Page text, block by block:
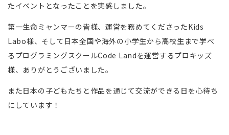
たイベントとなったことを実感しました。
第一生命ミャンマーの皆様、運営を務めてくださったKids
Labo様、そして日本全国や海外の小学生から高校生まで学べ
るプログラミングスクールCode Landを運営するプロキッズ
様、ありがとうございました。
また日本の子どもたちと作品を通じて交流ができる日を心待ち
にしています！